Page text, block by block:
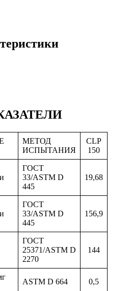
МЕТОД
ИСПЫТАНИЯ
CLP
150
ГОСТ
33/ASTM D
445
19,68
ГОСТ
33/ASTM D
445
156,9
ГОСТ
25371/ASTM D
2270
144
ASTM D 664 0,5